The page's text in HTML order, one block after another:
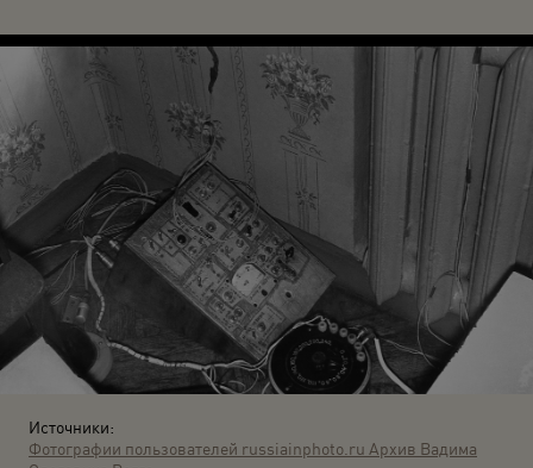
Источники:
Фотографии пользователей russiainphoto.ru Архив Вадима